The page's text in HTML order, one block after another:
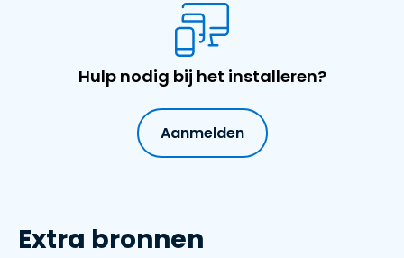
Hulp nodig bij het installeren?
Aanmelden
Extra bronnen